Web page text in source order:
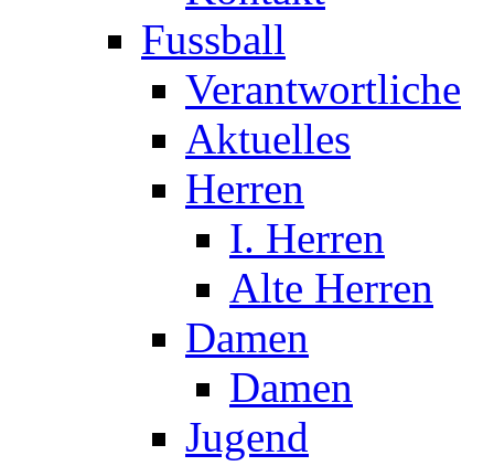
Fussball
Verantwortliche
Aktuelles
Herren
I. Herren
Alte Herren
Damen
Damen
Jugend